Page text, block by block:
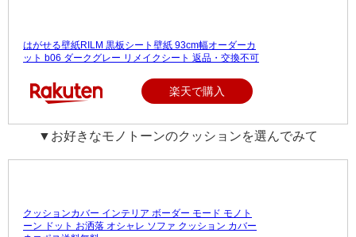
はがせる壁紙RILM 黒板シート壁紙 93cm幅オーダーカ
ット b06 ダークグレー リメイクシート 返品・交換不可
楽天で購入
▼お好きなモノトーンのクッションを選んでみて
クッションカバー インテリア ボーダー モード モノト
ーン ドット お洒落 オシャレ ソファ クッション カバー